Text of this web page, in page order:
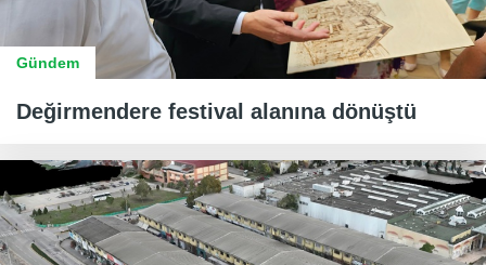
Gündem
Değirmendere festival alanına dönüştü